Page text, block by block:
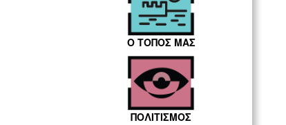
Ο ΤΟΠΟΣ ΜΑΣ
ΠΟΛΙΤΙΣΜΟΣ